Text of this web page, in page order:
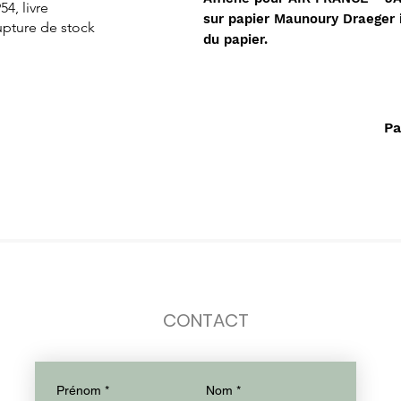
sur papier Maunoury
du papier.
livre
de stock
Rupture de stock
de L'islam
Rupture de stock
CONTACT
Prénom * Nom *